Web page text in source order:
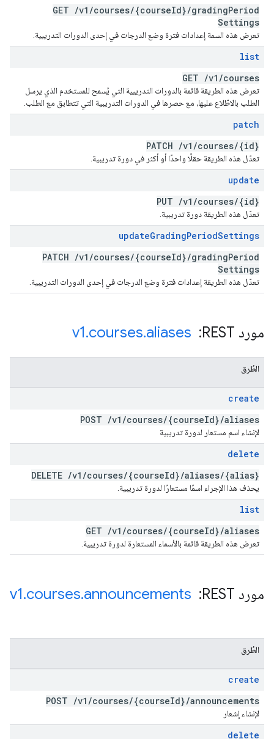
GET /v1 /courses/{courseId}/gradingPeriod
Settings
تعرض هذه السمة إعدادات فترة وضع الدرجات في إحدى الدورات التدريبية.
list
GET /v1 /courses
تعرض هذه الطريقة قائمة بالدورات التدريبية التي يُسمح للمستخدم الذي يرسل
الطلب بالاطّلاع عليها، مع حصرها في الدورات التدريبية التي تتطابق مع الطلب.
patch
PATCH /v1 /courses/{id}
تعدّل هذه الطريقة حقلًا واحدًا أو أكثر في دورة تدريبية.
update
PUT /v1 /courses/{id}
تعدّل هذه الطريقة دورة تدريبية.
updateGradingPeriodSettings
PATCH /v1 /courses/{courseId}/gradingPeriod
Settings
تعدّل هذه الطريقة إعدادات فترة وضع الدرجات في إحدى الدورات التدريبية.
مورد REST: ‏ v1.courses.aliases
الطُرق
create
POST /v1 /courses/{courseId}/aliases
لإنشاء اسم مستعار لدورة تدريبية
delete
DELETE /v1 /courses/{courseId}/aliases/{alias}
يحذف هذا الإجراء اسمًا مستعارًا لدورة تدريبية.
list
GET /v1 /courses/{courseId}/aliases
تعرض هذه الطريقة قائمة بالأسماء المستعارة لدورة تدريبية.
مورد REST: ‏ v1.courses.announcements
الطُرق
create
POST /v1 /courses/{courseId}/announcements
لإنشاء إشعار
delete